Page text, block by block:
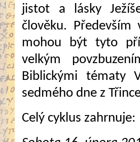
jistot a lásky
člověku.
mohou být tyto
velkým
Biblickými tématy
sedmého dne z
Celý cyklus zahrnuje: